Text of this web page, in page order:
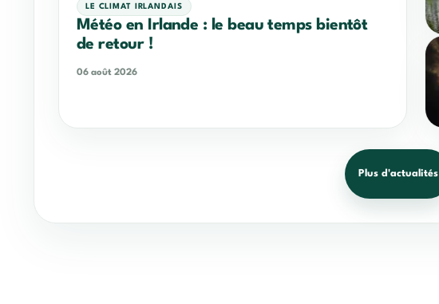
LE CLIMAT IRLANDAIS
Météo en Irlande : le beau temps bientôt
de retour !
06 août 2026
Plus d'actualités